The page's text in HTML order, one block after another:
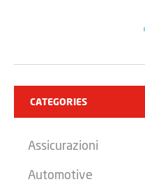
CATEGORIES
Assicurazioni
Automotive